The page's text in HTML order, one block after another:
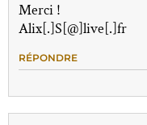
Merci !
Alix[.]S[@]live[.]fr
RÉPONDRE